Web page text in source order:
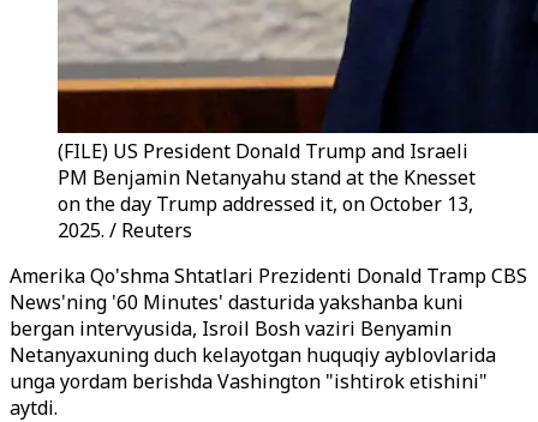
(FILE) US President Donald Trump and Israeli
PM Benjamin Netanyahu stand at the Knesset
on the day Trump addressed it, on October 13,
2025. / Reuters
Amerika Qo'shma Shtatlari Prezidenti Donald Tramp CBS
News'ning '60 Minutes' dasturida yakshanba kuni
bergan intervyusida, Isroil Bosh vaziri Benyamin
Netanyaxuning duch kelayotgan huquqiy ayblovlarida
unga yordam berishda Vashington "ishtirok etishini"
aytdi.